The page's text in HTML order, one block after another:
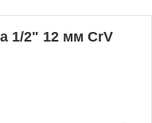
1/2" 12 мм CrV